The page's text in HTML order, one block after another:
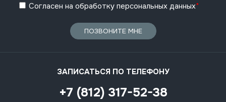
Согласен на обработку персональных данных*
ПОЗВОНИТЕ МНЕ
ЗАПИСАТЬСЯ ПО ТЕЛЕФОНУ
+7 (812) 317-52-38